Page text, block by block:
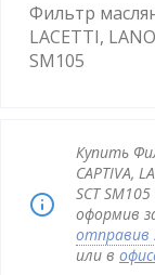
Фильтр
LACETTI,
SM105
Купить
CAPTIVA,
SCT
оформив
отправив
или в